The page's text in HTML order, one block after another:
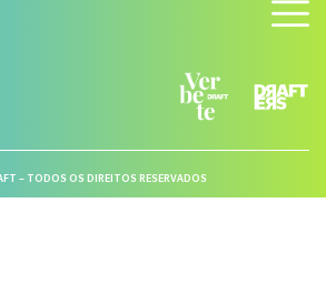
– TODOS OS DIREITOS RESERVADOS